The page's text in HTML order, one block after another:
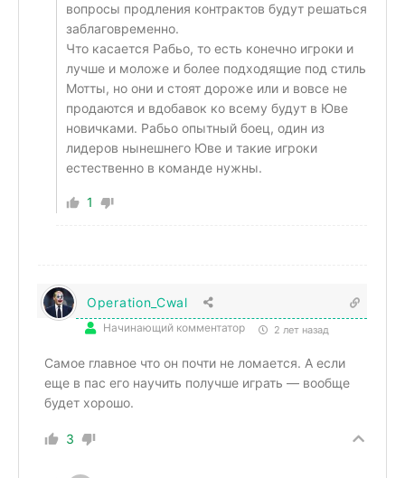
вопросы продления контрактов будут решаться
заблаговременно.
Что касается Рабьо, то есть конечно игроки и
лучше и моложе и более подходящие под стиль
Мотты, но они и стоят дороже или и вовсе не
продаются и вдобавок ко всему будут в Юве
новичками. Рабьо опытный боец, один из
лидеров нынешнего Юве и такие игроки
естественно в команде нужны.
1
Operation_Cwal
Начинающий комментатор 2 лет назад
Самое главное что он почти не ломается. А если
еще в пас его научить получше играть — вообще
будет хорошо.
3